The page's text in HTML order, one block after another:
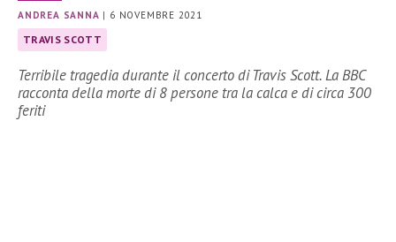
ANDREA SANNA | 6 NOVEMBRE 2021
TRAVIS SCOTT
Terribile tragedia durante il concerto di Travis Scott. La BBC
racconta della morte di 8 persone tra la calca e di circa 300
feriti